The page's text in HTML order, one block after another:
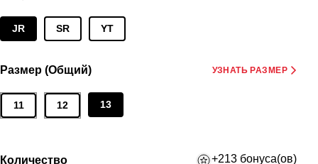
JR SR YT
Размер (Общий) УЗНАТЬ РАЗМЕР
11 12 13
Количество +213 бонуса(ов)